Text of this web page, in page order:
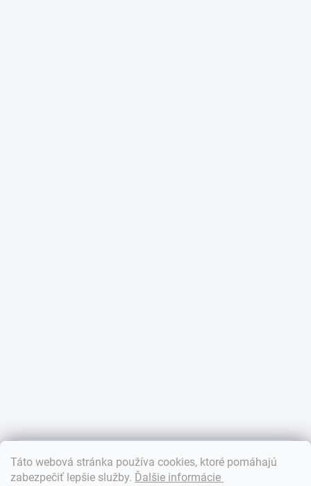
Táto webová stránka používa cookies, ktoré pomáhajú
zabezpečiť lepšie služby. Ďalšie informácie
Dobrý deň! 👋 Pomôžem vám nájsť správny diel. Napíšte mi.